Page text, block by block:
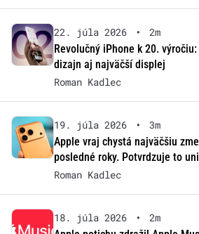
22. júla 2026 •
2m
Revolučný iPhone k 20.
dizajn aj najväčší displej
Roman Kadlec
19. júla 2026 •
3m
Apple vraj chystá najväčšiu
posledné roky. Potvrdzuje to
Roman Kadlec
18. júla 2026 •
2m